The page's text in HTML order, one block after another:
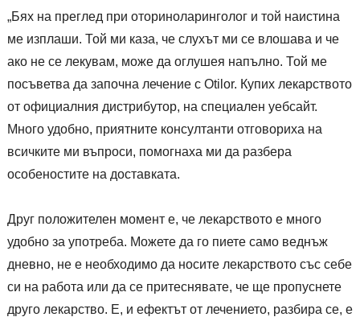
„Бях на преглед при оториноларинголог и той наистина
ме изплаши. Той ми каза, че слухът ми се влошава и че
ако не се лекувам, може да оглушея напълно. Той ме
посъветва да започна лечение с Otilor. Купих лекарството
от официалния дистрибутор, на специален уебсайт.
Много удобно, приятните консултанти отговориха на
всичките ми въпроси, помогнаха ми да разбера
особеностите на доставката.
Друг положителен момент е, че лекарството е много
удобно за употреба. Можете да го пиете само веднъж
дневно, не е необходимо да носите лекарството със себе
си на работа или да се притеснявате, че ще пропуснете
друго лекарство. Е, и ефектът от лечението, разбира се, е